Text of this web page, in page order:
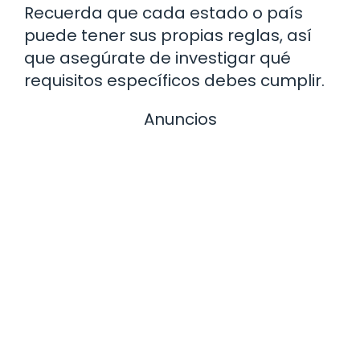
Recuerda que cada estado o país
puede tener sus propias reglas, así
que asegúrate de investigar qué
requisitos específicos debes cumplir.
Anuncios